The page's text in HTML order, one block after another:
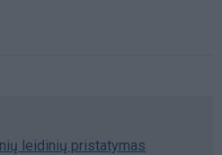
leidinių pristatymas